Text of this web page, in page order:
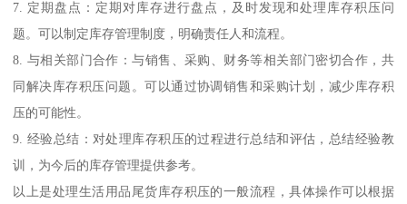
7. 定期盘点：定期对库存进行盘点，及时发现和处理库存积压问
题。可以制定库存管理制度，明确责任人和流程。
8. 与相关部门合作：与销售、采购、财务等相关部门密切合作，共
同解决库存积压问题。可以通过协调销售和采购计划，减少库存积
压的可能性。
9. 经验总结：对处理库存积压的过程进行总结和评估，总结经验教
训，为今后的库存管理提供参考。
以上是处理生活用品尾货库存积压的一般流程，具体操作可以根据